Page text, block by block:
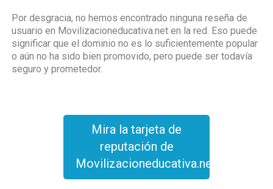
Por desgracia, no hemos encontrado ninguna reseña de
usuario en Movilizacioneducativa.net en la red. Eso puede
significar que el dominio no es lo suficientemente popular
o aún no ha sido bien promovido, pero puede ser todavía
seguro y prometedor.
Mira la tarjeta de
reputación de
Movilizacioneducativa.net